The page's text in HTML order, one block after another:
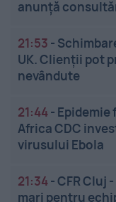
anunță
21:53 -
UK. Clienții pot
nevândute
21:44- Epidemie
Africa CDC
virusului Ebola
21:34-CFR Cluj
mari pentru